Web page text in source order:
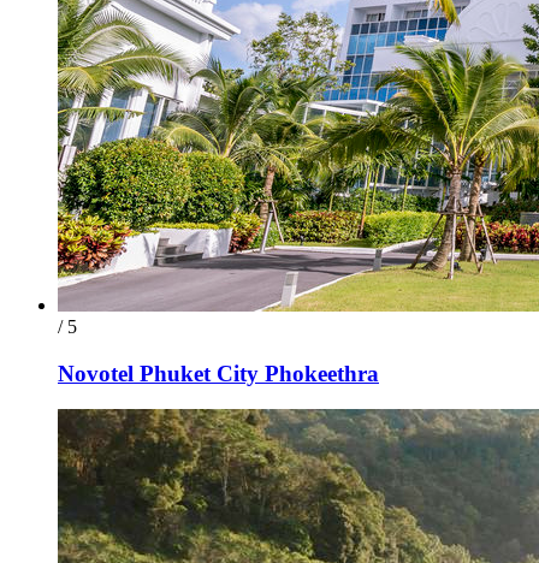
/ 5
Novotel Phuket City Phokeethra